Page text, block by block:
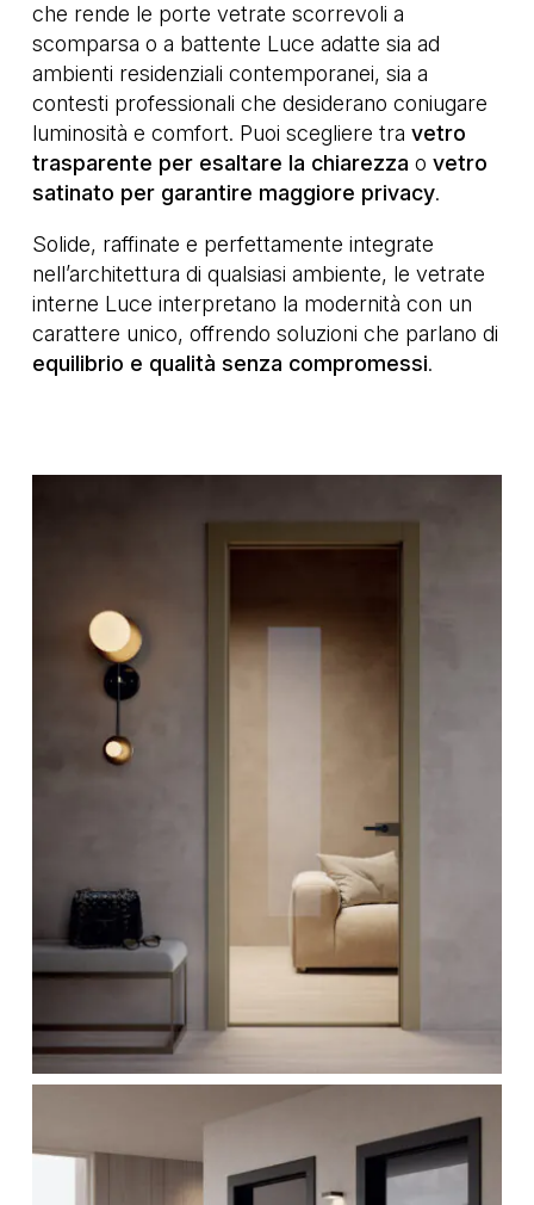
che rende le porte vetrate scorrevoli a
scomparsa o a battente Luce adatte sia ad
ambienti residenziali contemporanei, sia a
contesti professionali che desiderano coniugare
luminosità e comfort. Puoi scegliere tra vetro
trasparente per esaltare la chiarezza o vetro
satinato per garantire maggiore privacy.
Solide, raffinate e perfettamente integrate
nell’architettura di qualsiasi ambiente, le vetrate
interne Luce interpretano la modernità con un
carattere unico, offrendo soluzioni che parlano di
equilibrio e qualità senza compromessi.